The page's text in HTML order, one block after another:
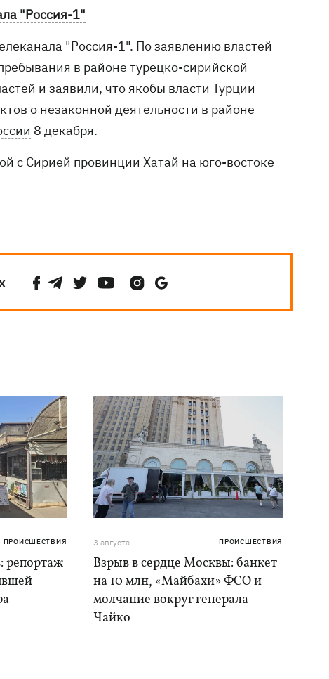
"Россия-1"
"Россия-1". По заявлению властей
в районе турецко-сирийской
и заявили, что якобы власти Турции
о незаконной деятельности в районе
8 декабря.
с Сирией провинции Хатай на юго-востоке
ПРОИСШЕСТВИЯ
репортаж
3 августа ПРОИСШЕСТВИЯ
Взрыв в сердце Москвы: банкет
на 10 млн, «Майбахи» ФСО и
молчание вокруг генерала
Чайко